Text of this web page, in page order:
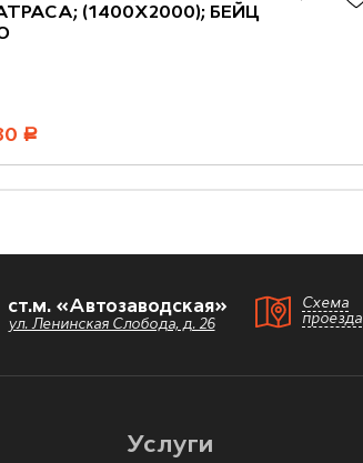
(1400X2000); БЕЙЦ
руб.
ст.м. «Автозаводская»
ул. Ленинская Слобода, д. 26
Схема
проезда
Услуги